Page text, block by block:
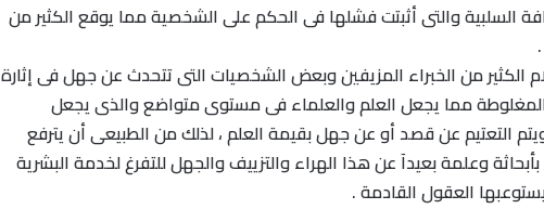
السلبية والتى أثبتت فشلها فى الحكم على الشخصية مما يوقع الكثير من
الكثير من الخبراء المزيفين وبعض الشخصيات التى تتحدث عن جهل فى إثارة
المغلوطة مما يجعل العلم والعلماء فى مستوى متواضع والذى يجعل
التعتيم عن قصد أو عن جهل بقيمة العلم ، لذلك من الطبيعى أن يترفع
وعلمة بعيدآ عن هذا الهراء والتزييف والجهل للتفرغ لخدمة البشرية
العقول القادمة .